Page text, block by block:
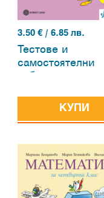
3.50 € / 6.85 лв.
Тестове и
самостоятелни
КУПИ